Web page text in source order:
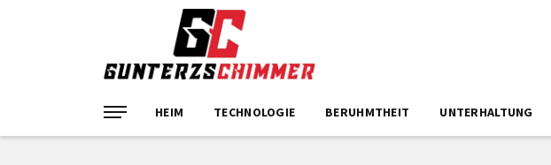
HEIM TECHNOLOGIE BERUHMTHEIT UNTERHALTUNG